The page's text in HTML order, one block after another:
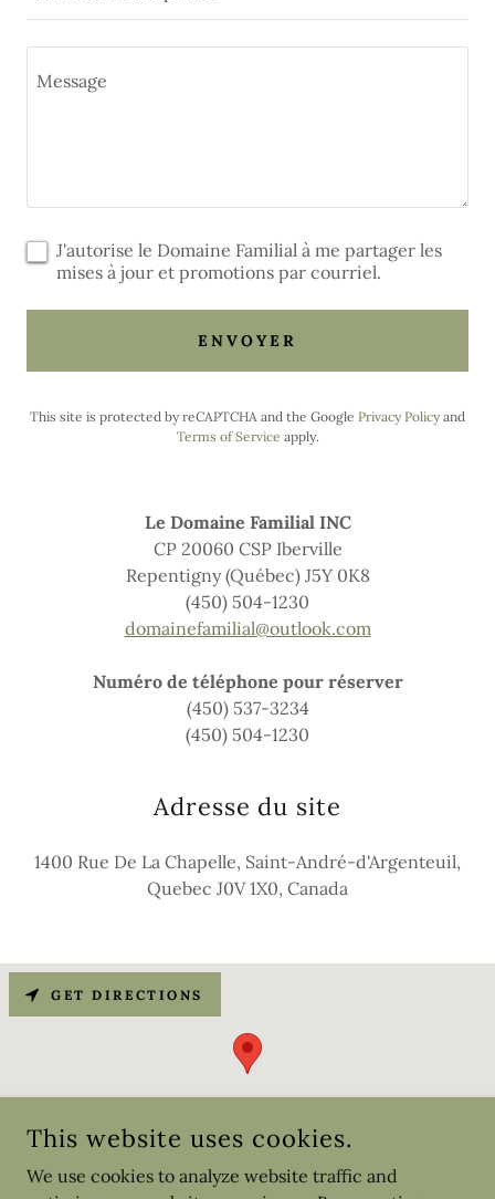
J'autorise le Domaine Familial à me partager les
mises à jour et promotions par courriel.
ENVOYER
This site is protected by reCAPTCHA and the Google Privacy Policy and
Terms of Service apply.
Le Domaine Familial INC
CP 20060 CSP Iberville
Repentigny (Québec) J5Y 0K8
(450) 504-1230
domainefamilial@outlook.com
Numéro de téléphone pour réserver
(450) 537-3234
(450) 504-1230
Adresse du site
1400 Rue De La Chapelle, Saint-André-d'Argenteuil,
Quebec J0V 1X0, Canada
GET DIRECTIONS
This website uses cookies.
We use cookies to analyze website traffic and